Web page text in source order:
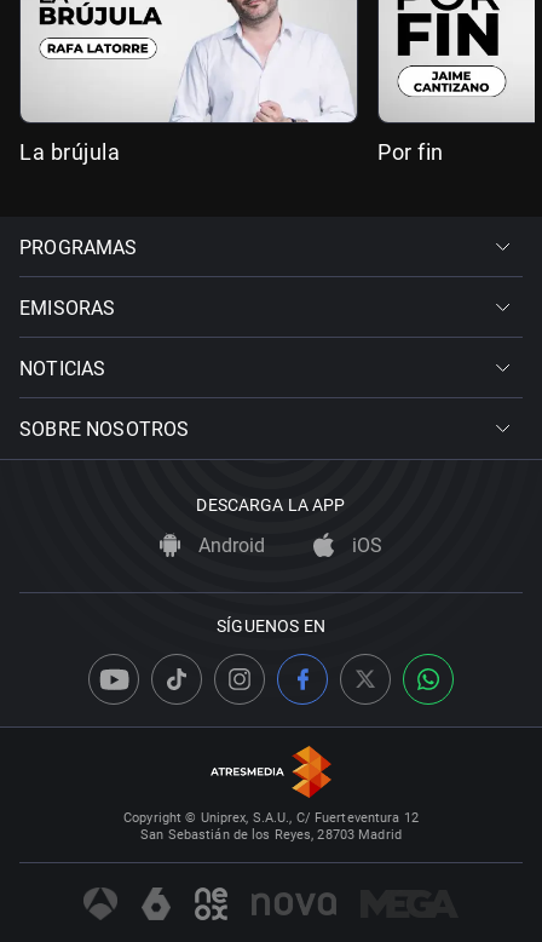
La brújula Por fin
PROGRAMAS
EMISORAS
NOTICIAS
SOBRE NOSOTROS
DESCARGA LA APP
Android iOS
SÍGUENOS EN
Copyright © Uniprex, S.A.U., C/ Fuerteventura 12
San Sebastián de los Reyes, 28703 Madrid